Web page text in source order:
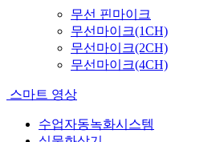
무선 핀마이크
무선마이크(1CH)
무선마이크(2CH)
무선마이크(4CH)
스마트 영상
수업자동녹화시스템